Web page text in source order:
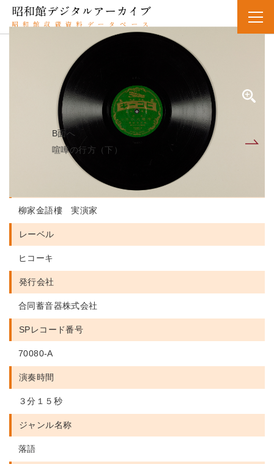
SPレコード
ケンカノユクエ
資料番号：SPH11MK020984A
喧嘩の行方（上）
B面へ
喧嘩の行方（下）
柳家金語樓 実演家
レーベル
ヒコーキ
発行会社
合同蓄音器株式会社
SPレコード番号
70080-A
演奏時間
３分１５秒
ジャンル名称
落語